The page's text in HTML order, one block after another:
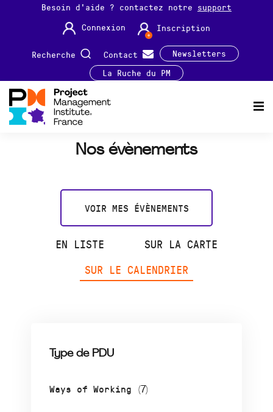
Besoin d'aide ? contactez notre support
Connexion
Inscription
Recherche Contact
Newsletters
La Ruche du PM
Nos évènements
VOIR MES ÉVÈNEMENTS
EN LISTE
SUR LA CARTE
SUR LE CALENDRIER
Type de PDU
Ways of Working (7)